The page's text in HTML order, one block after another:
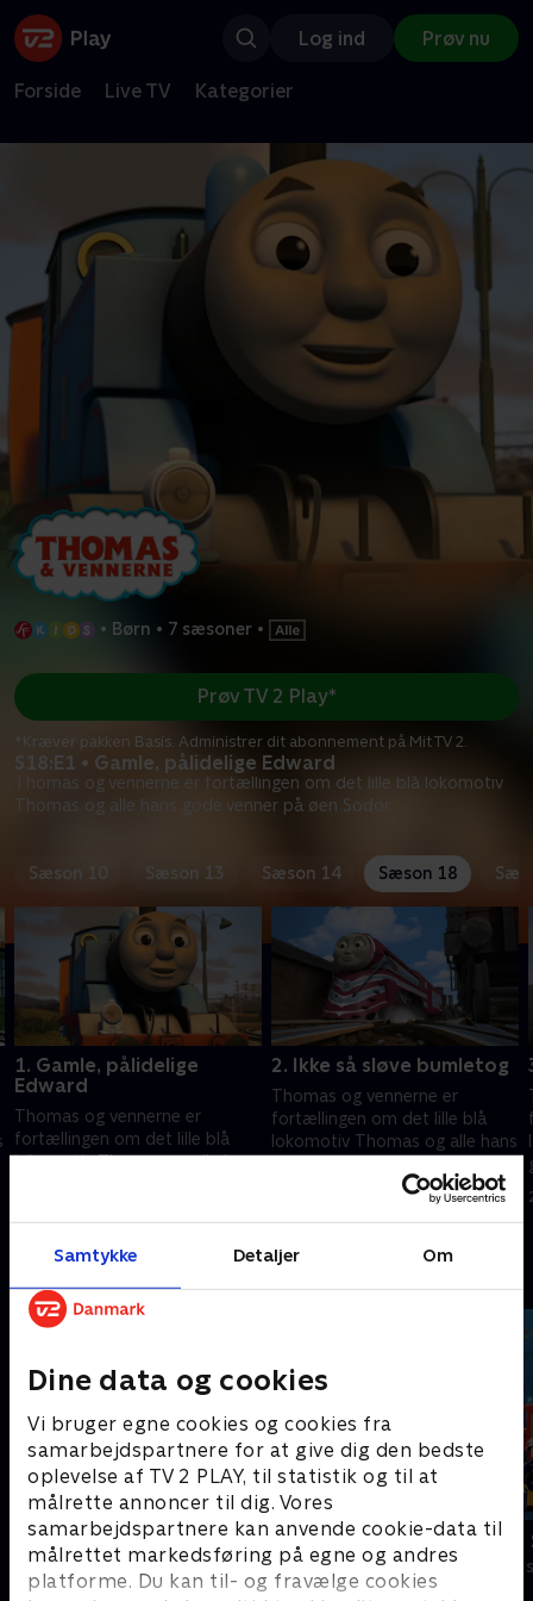
Samtykke Detaljer Om
Dine data og cookies
Vi bruger egne cookies og cookies fra
samarbejdspartnere for at give dig den bedste
oplevelse af TV 2 PLAY, til statistik og til at
målrette annoncer til dig. Vores
samarbejdspartnere kan anvende cookie-data til
målrettet markedsføring på egne og andres
platforme. Du kan til- og fravælge cookies
Log ind Prøv nu
Forside Live TV Kategorier
• Børn • 7 sæsoner •
S18:E1 • Gamle, pålidelige Edward
Thomas og vennerne er fortællingen om det lille blå lokomotiv
Thomas og alle hans gode venner på øen Sodor.
Prøv TV 2 Play*
*Kræver pakken Basis. Administrer dit abonnement på Mit TV 2.
Sæson 10 Sæson 13 Sæson 14 Sæson 18
1. Gamle, pålidelige
Edward
Thomas og vennerne er
fortællingen om det lille blå
lokomotiv Thomas og alle hans
2. Ikke så sløve bumletog
Thomas og vennerne er
fortællingen om det lille blå
lokomotiv Thomas og alle hans
24. september 2023 • 10 min
Gurli Gris
Børneserier • 4 sæsoner
Brandmand
Børneserier • 1